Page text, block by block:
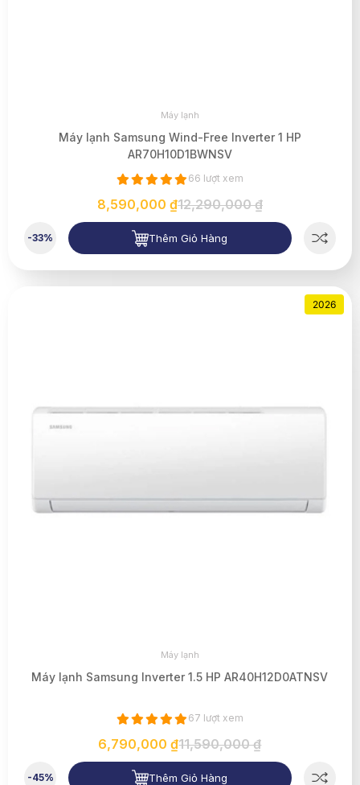
Máy lạnh
Máy lạnh Samsung Wind-Free Inverter 1 HP
AR70H10D1BWNSV
66 lượt xem
8,590,000 ₫12,290,000 ₫
-33% Thêm Giỏ Hàng
2026
Máy lạnh
Máy lạnh Samsung Inverter 1.5 HP AR40H12D0ATNSV
67 lượt xem
6,790,000 ₫11,590,000 ₫
-45% Thêm Giỏ Hàng